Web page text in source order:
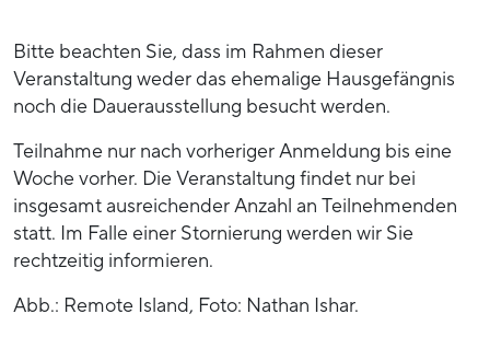
Bitte beachten Sie, dass im Rahmen dieser
Veranstaltung weder das ehemalige Hausgefängnis
noch die Dauerausstellung besucht werden.
Teilnahme nur nach vorheriger Anmeldung bis eine
Woche vorher. Die Veranstaltung findet nur bei
insgesamt ausreichender Anzahl an Teilnehmenden
statt. Im Falle einer Stornierung werden wir Sie
rechtzeitig informieren.
Abb.: Remote Island, Foto: Nathan Ishar.